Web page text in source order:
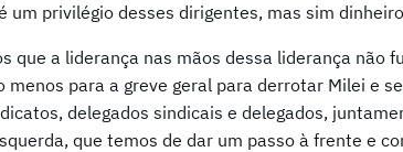
um privilégio desses dirigentes, mas sim
que a liderança nas mãos dessa liderança não
menos para a greve geral para derrotar Milei e
delegados sindicais e delegados,
que temos de dar um passo à frente e